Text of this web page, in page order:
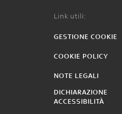
Link utili:
GESTIONE COOKIE
COOKIE POLICY
NOTE LEGALI
DICHIARAZIONE
ACCESSIBILITÀ